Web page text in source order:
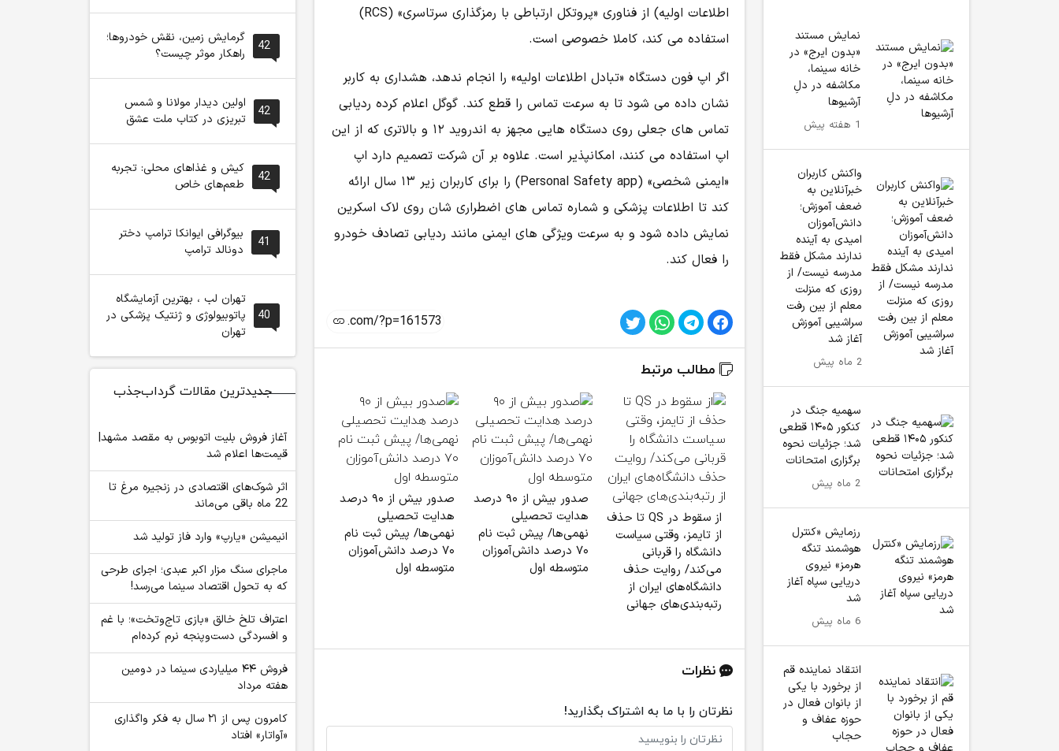
نمایش مستند
«بدون ایرج» در
خانه سینما،
مکاشفه در دلِ
آرشیوها
1 هفته پیش
واکنش کاربران
خبرآنلاین به
ضعف آموزش؛
دانش‌آموزان
امیدی به آینده
ندارند مشکل فقط
مدرسه نیست/ از
روزی که منزلت
معلم از بین رفت
سراشیبی آموزش
آغاز شد
2 ماه پیش
سهمیه جنگ در
کنکور ۱۴۰۵ قطعی
شد؛ جزئیات نحوه
برگزاری امتحانات
2 ماه پیش
رزمایش «کنترل
هوشمند تنگه
هرمز» نیروی
دریایی سپاه آغاز
شد
6 ماه پیش
انتقاد نماینده قم
از برخورد با یکی
از بانوان فعال در
حوزه عفاف و
حجاب
اطلاعات اولیه) از فناوری «پروتکل ارتباطی با رمزگذاری سرتاسری» (RCS)
استفاده می کند، کاملا خصوصی است.
اگر اپ فون دستگاه «تبادل اطلاعات اولیه» را انجام ندهد، هشداری به کاربر
نشان داده می شود تا به سرعت تماس را قطع کند. گوگل اعلام کرده ردیابی
تماس های جعلی روی دستگاه هایی مجهز به اندروید ۱۲ و بالاتری که از این
اپ استفاده می کنند، امکانپذیر است. علاوه بر آن شرکت تصمیم دارد اپ
«ایمنی شخصی» (Personal Safety app) را برای کاربران زیر ۱۳ سال ارائه
کند تا اطلاعات پزشکی و شماره تماس های اضطراری شان روی لاک اسکرین
نمایش داده شود و به سرعت ویژگی های ایمنی مانند ردیابی تصادف خودرو
را فعال کند.
مطالب مرتبط
از سقوط در QS تا حذف
از تایمز، وقتی سیاست
دانشگاه را قربانی
می‌کند/ روایت حذف
دانشگاه‌های ایران از
رتبه‌بندی‌های جهانی
صدور بیش از ۹۰ درصد
هدایت تحصیلی
نهمی‌ها/ پیش ثبت نام
۷۰ درصد دانش‌آموزان
متوسطه اول
صدور بیش از ۹۰ درصد
هدایت تحصیلی
نهمی‌ها/ پیش ثبت نام
۷۰ درصد دانش‌آموزان
متوسطه اول
اعضای هیئت علمی،
دانشجویان نخبه و
کارکنان دانشگاه در یک
شبکه‌ اثرگذار
موضع وزارت بهداشت
کنکور ۱۴۰۵
نظرات
نظرتان را با ما به اشتراک بگذارید!
42
گرمایش زمین، نقش خودروها؛
راهکار موثر چیست؟
42
اولین دیدار مولانا و شمس
تبریزی در کتاب ملت عشق
42
کیش و غذاهای محلی: تجربه
طعم‌های خاص
41
بیوگرافی ایوانکا ترامپ دختر
دونالد ترامپ
40
تهران لب ، بهترین آزمایشگاه
پاتوبیولوژی و ژنتیک پزشکی در
تهران
جدیدترین مقالات گرداب‌جذب
آغاز فروش بلیت اتوبوس به مقصد مشهد|
قیمت‌ها اعلام شد
اثر شوک‌های اقتصادی در زنجیره مرغ تا
22 ماه باقی می‌ماند
انیمیشن «یارپ» وارد فاز تولید شد
ماجرای سنگ مزار اکبر عبدی؛ اجرای طرحی
که به تحول اقتصاد سینما می‌رسد!
اعتراف تلخ خالق «بازی تاج‌وتخت»؛ با غم
و افسردگی دست‌وپنجه نرم کرده‌ام
فروش ۴۴ میلیاردی سینما در دومین
هفته‌ مرداد
کامرون پس از ۲۱ سال به فکر واگذاری
«آواتار» افتاد